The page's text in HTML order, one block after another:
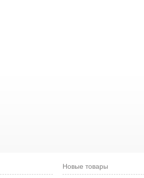
Новые товары